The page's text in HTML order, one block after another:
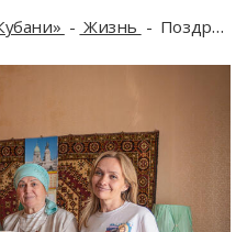
Жизнь Поздравление сквозь годы: застройщик «НВМ» навестил ветерана, бравшего Будапешт, в его 102-й день рождения